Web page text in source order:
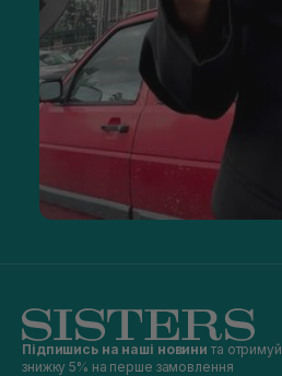
Підпишись на наші новини та отримуй
знижку 5% на перше замовлення